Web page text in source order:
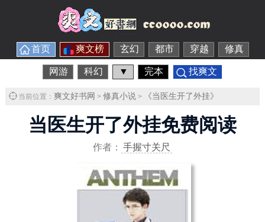
首页 爽文榜 玄幻 都市 穿越 修真
网游 科幻 ▼ 完本 找爽文
当前位置： 爽文好书网 > 修真小说> 《当医生开了外挂》
当医生开了外挂免费阅读
作者： 手握寸关尺